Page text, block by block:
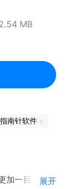
果准确。
中靓仔。
周边信息。
您对指南针不
分东南西北的
MB
指南针软件
加一目了然展开